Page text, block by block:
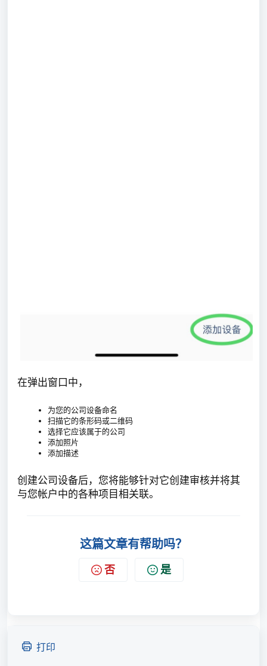
在弹出窗口中，
为您的公司设备命名
扫描它的条形码或二维码
选择它应该属于的公司
添加照片
添加描述
创建公司设备后，您将能够针对它创建审核并将其
与您帐户中的各种项目相关联。
这篇文章有帮助吗？
否 是
打印